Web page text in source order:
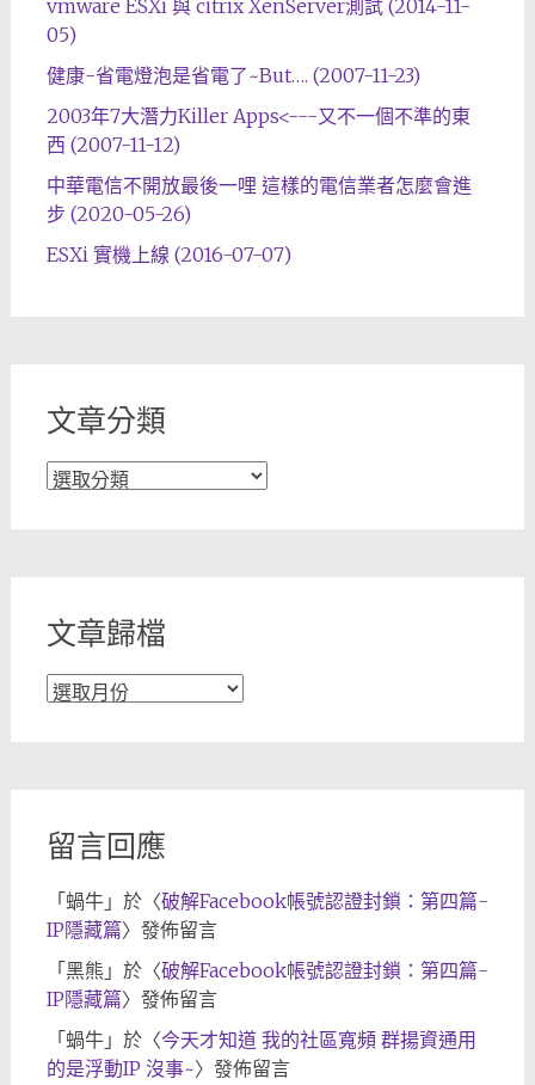
vmware ESXi 與 citrix XenServer測試 (2014-11-
05)
健康-省電燈泡是省電了~But…. (2007-11-23)
2003年7大潛力Killer Apps<---又不一個不準的東
西 (2007-11-12)
中華電信不開放最後一哩 這樣的電信業者怎麼會進
步 (2020-05-26)
ESXi 實機上線 (2016-07-07)
文章分類
文
文章歸檔
文
留言回應
「 蝸牛」於〈破解Facebook帳號認證封鎖：第四篇-
IP隱藏篇〉發佈留言
「 黑熊 」於〈破解Facebook帳號認證封鎖：第四篇-
IP隱藏篇〉發佈留言
「 蝸牛」於〈今天才知道 我的社區寬頻 群揚資通用
的是浮動IP 沒事~〉發佈留言